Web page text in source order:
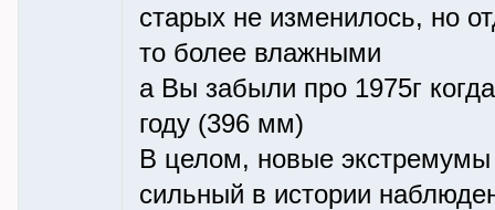
старых не изменилось, но
то более влажными
а Вы забыли про 1975г
году (396 мм)
В целом, новые
сильный в истории